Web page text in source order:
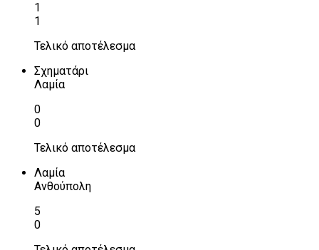
1
1
Τελικό αποτέλεσμα
Σχηματάρι
Λαμία
0
0
Τελικό αποτέλεσμα
Λαμία
Ανθούπολη
5
0